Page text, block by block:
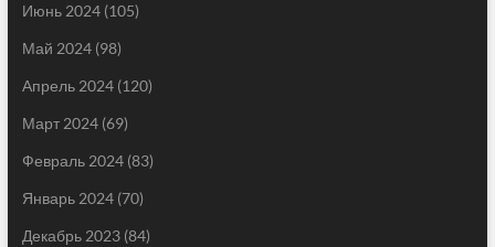
Июнь 2024(105)
Май 2024(98)
Апрель 2024(120)
Март 2024(69)
Февраль 2024(83)
Январь 2024(70)
Декабрь 2023(84)